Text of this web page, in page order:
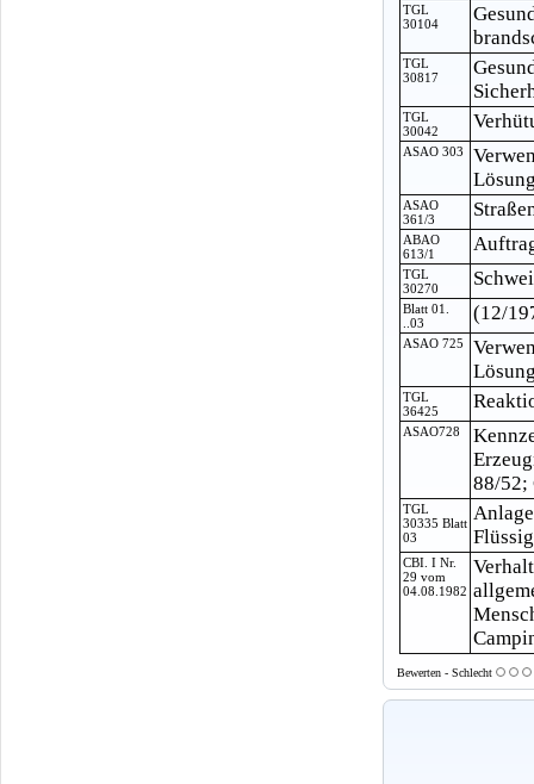
TGL
30104
TGL
30817
TGL
30042
ASAO 303
ASAO
361/3
ABAO
613/1
TGL
30270
Blatt 01.
..03
(12/
ASAO 725
TGL
36425
ASAO728
88/52;
TGL
30335 Blatt
03
CBI. I Nr.
29 vom
04.08.1982
Bewerten - Schlecht